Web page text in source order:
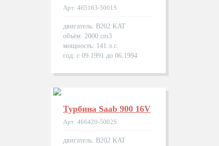
Арт: 465163-5001S
двигатель: B202 KAT
объём: 2000 cm3
мощность: 141 л.с.
год: с 09.1991 до 06.1994
Турбина Saab 900 16V
Арт: 466420-5002S
двигатель: B202 KAT